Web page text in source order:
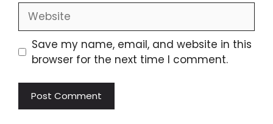
Website
Save my name, email, and website in this
browser for the next time I comment.